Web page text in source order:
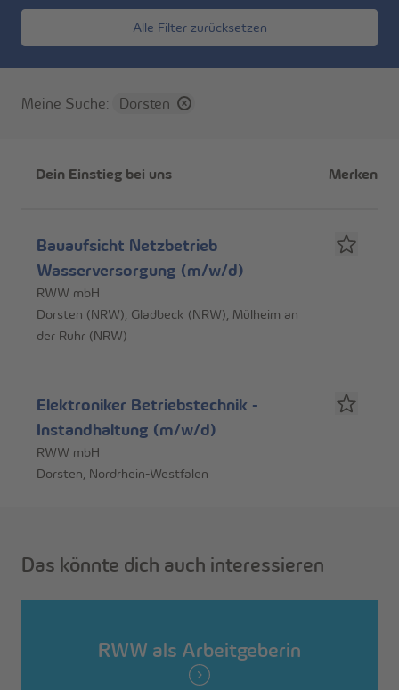
Alle Filter zurücksetzen
Meine Suche: Dorsten
Dein Einstieg bei uns Merken
Bauaufsicht Netzbetrieb
Wasserversorgung (m/w/d)
RWW mbH
Dorsten (NRW), Gladbeck (NRW), Mülheim an
der Ruhr (NRW)
Elektroniker Betriebstechnik -
Instandhaltung (m/w/d)
RWW mbH
Dorsten, Nordrhein-Westfalen
Das könnte dich auch interessieren
RWW als Arbeitgeberin